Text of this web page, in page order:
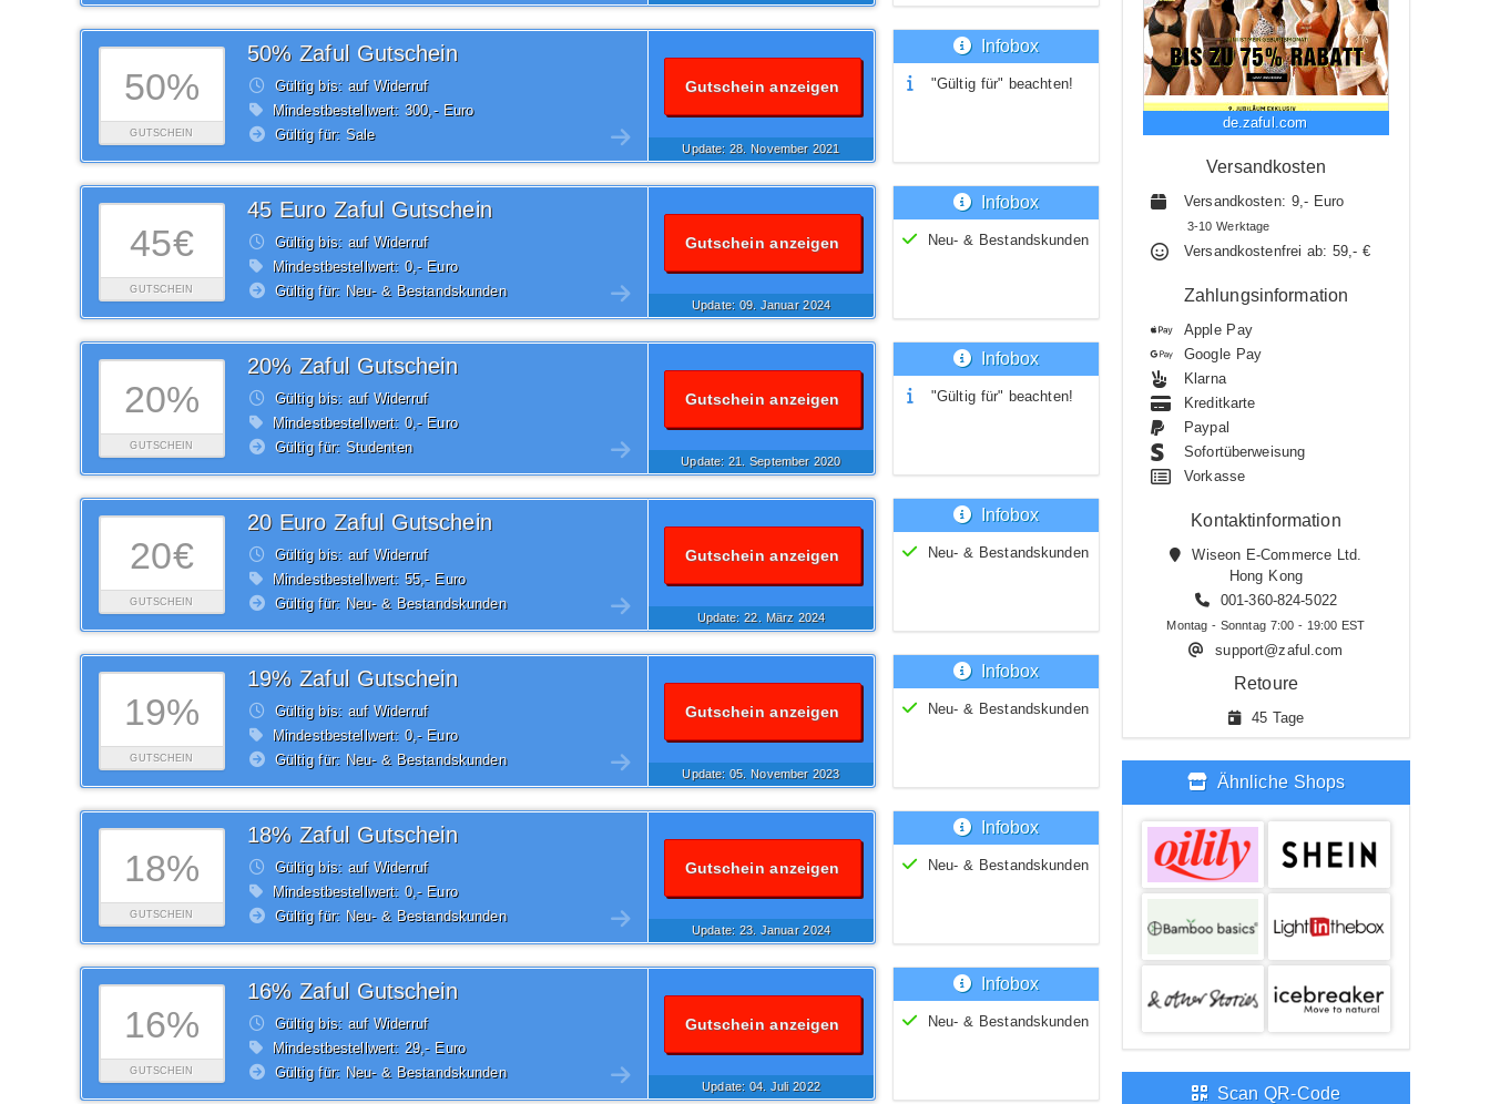
50%
GUTSCHEIN
50% Zaful Gutschein
Gültig bis: auf Widerruf
Mindestbestellwert: 300,- Euro
Gültig für: Sale
Gutschein anzeigen
Update: 28. November2021
Infobox
"Gültig für" beachten!
45€
GUTSCHEIN
45 Euro Zaful Gutschein
Gültig bis: auf Widerruf
Mindestbestellwert: 0,- Euro
Gültig für: Neu- & Bestandskunden
Gutschein anzeigen
Update: 09. Januar2024
Infobox
Neu- & Bestandskunden
20%
GUTSCHEIN
20% Zaful Gutschein
Gültig bis: auf Widerruf
Mindestbestellwert: 0,- Euro
Gültig für: Studenten
Gutschein anzeigen
Update: 21.September2020
Infobox
"Gültig für" beachten!
20€
GUTSCHEIN
20 Euro Zaful Gutschein
Gültig bis: auf Widerruf
Mindestbestellwert: 55,- Euro
Gültig für: Neu- & Bestandskunden
Gutschein anzeigen
Update: 22. März 2024
Infobox
Neu- & Bestandskunden
19%
GUTSCHEIN
19% Zaful Gutschein
Gültig bis: auf Widerruf
Mindestbestellwert: 0,- Euro
Gültig für: Neu- & Bestandskunden
Gutschein anzeigen
Update: 05. November2023
Infobox
Neu- & Bestandskunden
18%
GUTSCHEIN
18% Zaful Gutschein
Gültig bis: auf Widerruf
Mindestbestellwert: 0,- Euro
Gültig für: Neu- & Bestandskunden
Gutschein anzeigen
Update: 23. Januar2024
Infobox
Neu- & Bestandskunden
16%
GUTSCHEIN
16% Zaful Gutschein
Gültig bis: auf Widerruf
Mindestbestellwert: 29,- Euro
Gültig für: Neu- & Bestandskunden
Gutschein anzeigen
Update: 04.Juli2022
Infobox
Neu- & Bestandskunden
de.zaful.com
Versandkosten
Versandkosten: 9,- Euro
3-10 Werktage
Versandkostenfrei ab: 59,- €
Zahlungsinformation
Apple Pay
Google Pay
Klarna
Kreditkarte
Paypal
Sofortüberweisung
Vorkasse
Kontaktinformation
Wiseon E-Commerce Ltd.
Hong Kong
001-360-824-5022
Montag - Sonntag 7:00 - 19:00 EST
support@zaful.com
Retoure
45 Tage
Ähnliche Shops
Scan QR-Code